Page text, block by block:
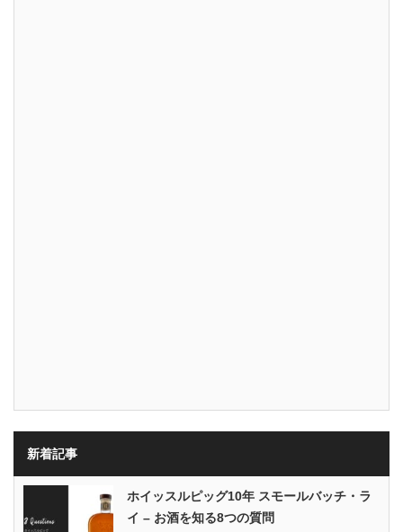
新着記事
ホイッスルピッグ10年 スモールバッチ・ラ
イ – お酒を知る8つの質問